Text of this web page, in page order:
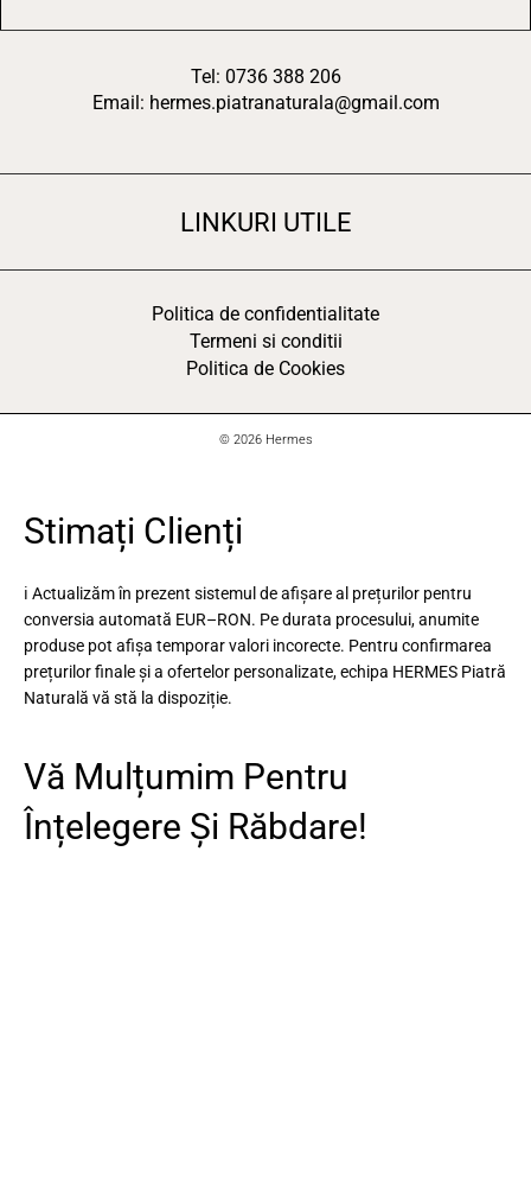
Tel: 0736 388 206
Email: hermes.piatranaturala@gmail.com
LINKURI UTILE
Politica de confidentialitate
Termeni si conditii
Politica de Cookies
© 2026 Hermes
Stimați Clienți
ℹ️ Actualizăm în prezent sistemul de afișare al prețurilor pentru
conversia automată EUR–RON. Pe durata procesului, anumite
produse pot afișa temporar valori incorecte. Pentru confirmarea
prețurilor finale și a ofertelor personalizate, echipa HERMES Piatră
Naturală vă stă la dispoziție.
Vă Mulțumim Pentru
Înțelegere Și Răbdare!